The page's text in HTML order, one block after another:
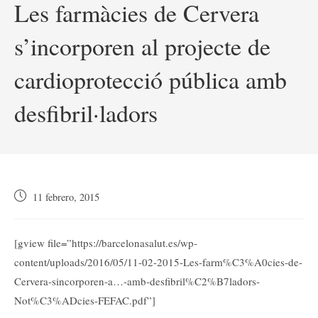
Les farmàcies de Cervera
s’incorporen al projecte de
cardioprotecció pública amb
desfibril·ladors
Publicación
entrada:
11 febrero, 2015
[gview file=”https://barcelonasalut.es/wp-
content/uploads/2016/05/11-02-2015-Les-farm%C3%A0cies-de-
Cervera-sincorporen-a…-amb-desfibril%C2%B7ladors-
Not%C3%ADcies-FEFAC.pdf”]